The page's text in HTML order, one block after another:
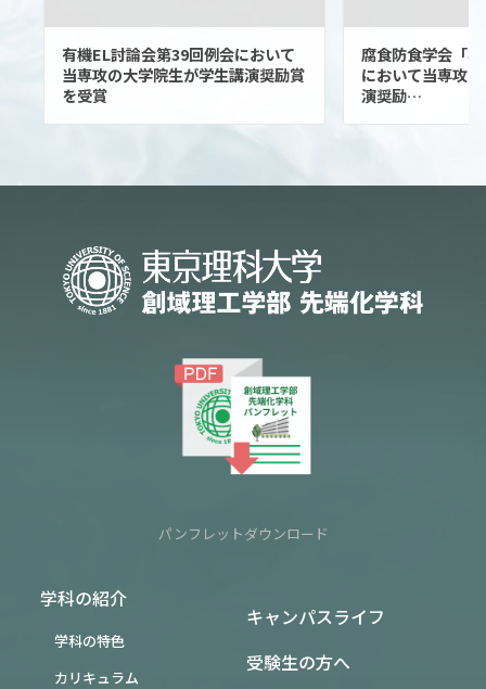
有機EL討論会第39回例会において
当専攻の大学院生が学生講演奨励賞
を受賞
腐食防食学会「
において当専攻
演奨励…
パンフレットダウンロード
学科の紹介
学科の特色
カリキュラム
キャンパスライフ
受験生の方へ